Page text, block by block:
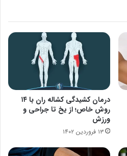
درمان کشیدگی کشاله ران با ۱۴
روش خاص؛ از یخ تا جراحی و
ورزش
۱۳ فروردین ۱۴۰۲